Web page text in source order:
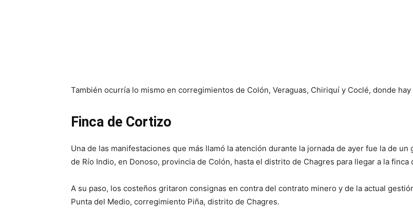
También ocurría lo mismo en corregimientos de Colón, Veraguas, Chiriquí y Coclé, donde
Finca de Cortizo
Una de las manifestaciones que más llamó la atención durante la jornada de ayer fue la de
de Río Indio, en Donoso, provincia de Colón, hasta el distrito de Chagres para llegar a la
A su paso, los costeños gritaron consignas en contra del contrato minero y de la actual
Punta del Medio, corregimiento Piña, distrito de Chagres.